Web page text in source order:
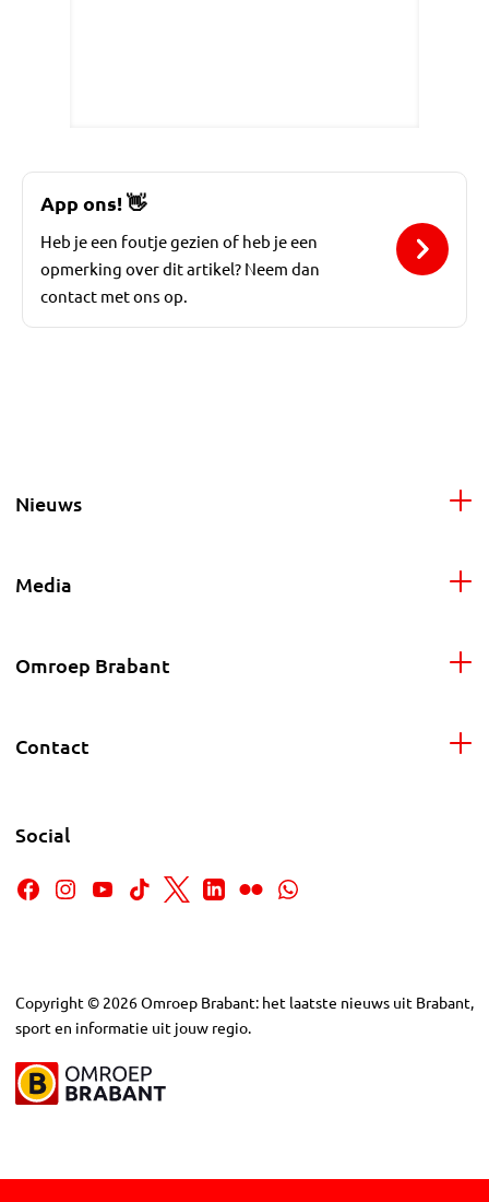
App ons! 👋
Heb je een foutje gezien of heb je een
opmerking over dit artikel? Neem dan
contact met ons op.
Nieuws
Media
Omroep Brabant
Contact
Social
Copyright © 2026Omroep Brabant: het laatste nieuws uit Brabant,
sport en informatie uit jouw regio.